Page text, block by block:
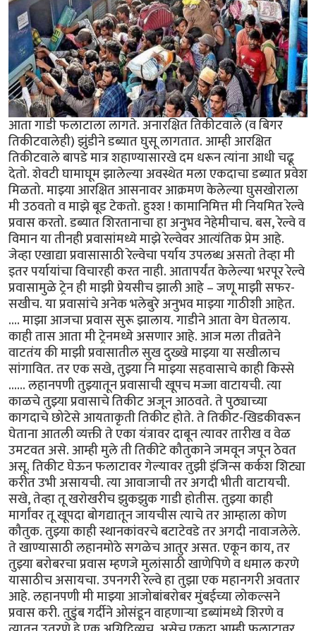
आता गाडी फलाटाला लागते. अनारक्षित तिकीटवाले (व बिगर
तिकीटवालेही) झुंडीने डब्यात घुसू लागतात. आम्ही आरक्षित
तिकीटवाले बापडे मात्र शहाण्यासारखे दम धरून त्यांना आधी चढू
देतो. शेवटी घामाघूम झालेल्या अवस्थेत मला एकदाचा डब्यात प्रवेश
मिळतो. माझ्या आरक्षित आसनावर आक्रमण केलेल्या घुसखोराला
मी उठवतो व माझे बूड टेकतो. हुश्श ! कामानिमित्त मी नियमित रेल्वे
प्रवास करतो. डब्यात शिरतानाचा हा अनुभव नेहेमीचाच. बस, रेल्वे व
विमान या तीनही प्रवासांमध्ये माझे रेल्वेवर आत्यंतिक प्रेम आहे.
जेव्हा एखाद्या प्रवासासाठी रेल्वेचा पर्याय उपलब्ध असतो तेव्हा मी
इतर पर्यायांचा विचारही करत नाही. आतापर्यंत केलेल्या भरपूर रेल्वे
प्रवासामुळे ट्रेन ही माझी प्रेयसीच झाली आहे – जणू माझी सफर-
सखीच. या प्रवासांचे अनेक भलेबुरे अनुभव माझ्या गाठीशी आहेत.
.... माझा आजचा प्रवास सुरू झालाय. गाडीने आता वेग घेतलाय.
काही तास आता मी ट्रेनमध्ये असणार आहे. आज मला तीव्रतेने
वाटतंय की माझी प्रवासातील सुख दुख्खे माझ्या या सखीलाच
सांगावित. तर एक सखे, तुझ्या नि माझ्या सहवासाचे काही किस्से
...... लहानपणी तुझ्यातून प्रवासाची खूपच मज्जा वाटायची. त्या
काळचे तुझ्या प्रवासाचे तिकीट अजून आठवते. ते पुठ्याच्या
कागदाचे छोटेसे आयताकृती तिकीट होते. ते तिकीट-खिडकीवरून
घेताना आतली व्यक्ती ते एका यंत्रावर दाबून त्यावर तारीख व वेळ
उमटवत असे. आम्ही मुले ती तिकीटे कौतुकाने जमवून जपून ठेवत
असू. तिकीट घेऊन फलाटावर गेल्यावर तुझी इंजिन्स कर्कश शिट्या
करीत उभी असायची. त्या आवाजाची तर अगदी भीती वाटायची.
सखे, तेव्हा तू खरोखरीच झुकझुक गाडी होतीस. तुझ्या काही
मार्गांवर तू खूपदा बोगद्यातून जायचीस त्याचे तर आम्हाला कोण
कौतुक. तुझ्या काही स्थानकांवरचे बटाटेवडे तर अगदी नावाजलेले.
ते खाण्यासाठी लहानमोठे सगळेच आतुर असत. एकून काय, तर
तुझ्या बरोबरचा प्रवास म्हणजे मुलांसाठी खाणेपिणे व धमाल करणे
यासाठीच असायचा. उपनगरी रेल्वे हा तुझा एक महानगरी अवतार
आहे. लहानपणी मी माझ्या आजोबांबरोबर मुंबईच्या लोकल्सने
प्रवास करी. तुडुंब गर्दीने ओसंडून वाहणाऱ्या डब्यांमध्ये शिरणे व